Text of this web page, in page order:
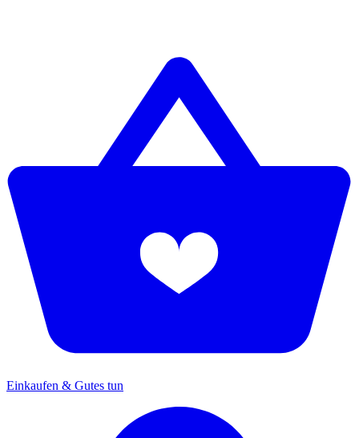
Einkaufen & Gutes tun